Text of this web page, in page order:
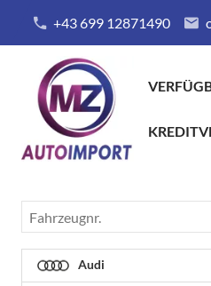
+43 699 12871490
Fahrzeugnr.
Audi